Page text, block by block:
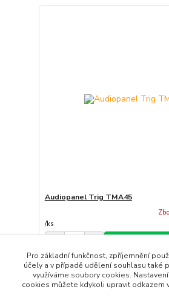
Audiopanel Trig TMA45
/ks
strana z 1
Pro základní funkčnost, zpříjemnění
účely a v případě udělení souhlasu také
využíváme soubory cookies.
cookies můžete kdykoli upravit odkazem